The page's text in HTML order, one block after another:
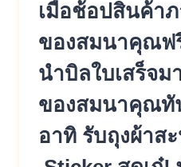
เมื่อช้อปสินค้า
ของสมนาคุณฟ
นำบิลใบเสร็จม
ของสมนาคุณทั
อาทิ รับถุงผ้าส